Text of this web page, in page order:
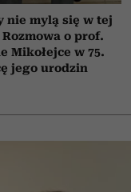
nie mylą się w tej
o prof.
Mikołejce w 75.
jego urodzin